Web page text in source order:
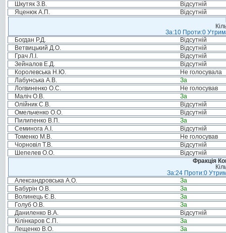
Шкутяк З.В.
Відсутній
Яценюк А.П.
Відсутній
За:10 Проти:0
Богдан Р.Д.
Відсутній
Ветвицький Д.О.
Відсутній
Грач Л.І.
Відсутній
Зейналов Е.Д.
Відсутній
Королевська Н.Ю.
Не голосувала
Лабунська А.В.
За
Логвиненко О.С.
Не голосував
Маліч О.В.
За
Олійник С.В.
Відсутній
Омельченко О.О.
Відсутній
Пилипенко В.П.
За
Семинога А.І.
Відсутній
Томенко М.В.
Не голосував
Чорновіл Т.В.
Відсутній
Шепелев О.О.
Відсутній
Фракція
За:24 Проти:0
Александровська А.О.
За
Бабурін О.В.
За
Волинець Є.В.
За
Голуб О.В.
За
Даниленко В.А.
Відсутній
Кілінкаров С.П.
За
Лещенко В.О.
За